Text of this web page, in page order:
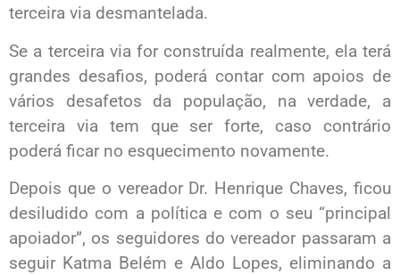
terceira via desmantelada.
Se a terceira via for construída realmente, ela terá
grandes desafios, poderá contar com apoios de
vários desafetos da população, na verdade, a
terceira via tem que ser forte, caso contrário
poderá ficar no esquecimento novamente.
Depois que o vereador Dr. Henrique Chaves, ficou
desiludido com a política e com o seu “principal
apoiador”, os seguidores do vereador passaram a
seguir Katma Belém e Aldo Lopes, eliminando a